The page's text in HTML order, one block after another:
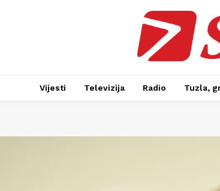
Vijesti Televizija Radio Tuzla,